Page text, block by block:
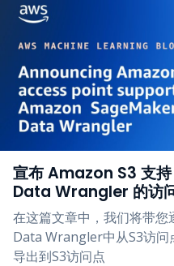
宣布 Amazon S3 支
Data Wrangler 的访
在这篇文章中，我们将带
Data Wrangler中从S3访问
导出到S3访问点